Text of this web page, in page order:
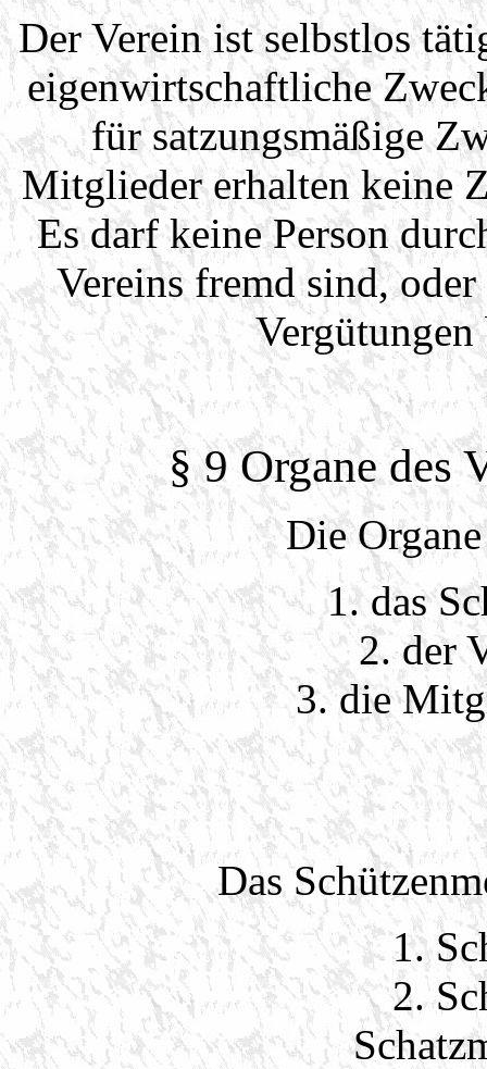
Der Verein ist selbstlos
eigenwirtschaftliche
für satzungsmäßige
Mitglieder erhalten keine
Es darf keine Person
Vereins fremd sind,
§ 9 Organe des
Die
1. das
2. der
3. die
Das
1.
2.